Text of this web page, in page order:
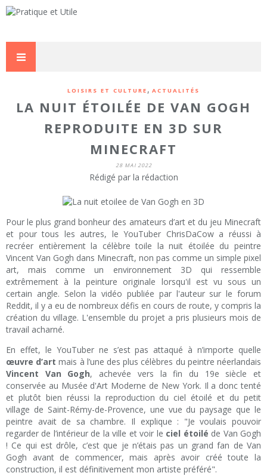
LOISIRS ET CULTURE , ACTUALITÉS
LA NUIT ÉTOILÉE DE VAN GOGH
REPRODUITE EN 3D SUR
MINECRAFT
28 MAI 2022
Rédigé par la rédaction
Pour le plus grand bonheur des amateurs d’art et du jeu Minecraft
et pour tous les autres, le YouTuber ChrisDaCow a réussi à
recréer entièrement la célèbre toile la nuit étoilée du peintre
Vincent Van Gogh dans Minecraft, non pas comme un simple pixel
art, mais comme un environnement 3D qui ressemble
extrêmement à la peinture originale lorsqu'il est vu sous un
certain angle. Selon la vidéo publiée par l'auteur sur le forum
Reddit, il y a eu de nombreux défis en cours de route, y compris la
création du village. L'ensemble du projet a pris plusieurs mois de
travail acharné.
En effet, le YouTuber ne s’est pas attaqué à n’importe quelle
œuvre d’art mais à l’une des plus célèbres du peintre néerlandais
Vincent Van Gogh, achevée vers la fin du 19e siècle et
conservée au Musée d'Art Moderne de New York. Il a donc tenté
et plutôt bien réussi la reproduction du ciel étoilé et du petit
village de Saint-Rémy-de-Provence, une vue du paysage que le
peintre avait de sa chambre. Il explique : "Je voulais pouvoir
regarder de l’intérieur de la ville et voir le ciel étoilé de Van Gogh
! Ce qui est drôle, c’est que je n’étais pas un grand fan de Van
Gogh avant de commencer, mais après avoir créé toute la
construction, il est définitivement mon artiste préféré".